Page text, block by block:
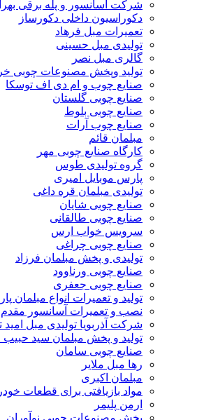
شرکت آسانسور و پله برقی
دکوراسیون داخلی دکورساز
تعمیرات مبل فرهاد
تولیدی مبل حسینی
گالری مبل نصر
تولید وپخش مصنوعات چوبی
صنایع چوب و ام دی اف توسکا
صنایع چوبی گلستان
صنایع چوبی بلوط
صنایع چوب آرات
مبلمان قائم
کارگاه صنایع چوبی مهر
گروه تولیدی طوس
پارس موبایل امیری
تولیدی مبلمان قره داغی
صنایع چوبی شایان
صنایع چوبی طالقانی
سرویس خواب ارس
صنایع چوبی چراغی
تولیدی و پخش مبلمان فرزاد
صنایع چوبی ورناوود
صنایع چوبی جعفری
تولید و تعمیرات انواع مبلمان
نصب و تعمیرات آسانسور مقدم
شرکت آذربویا تولیدی مبل امید
تولید و پخش مبلمان سید حبیب
صنایع چوبی سامان
رها مبل ملایر
مبلمان اکبری
مواد بازیافتی برای قطعات خودرو
ارمن پلیمر